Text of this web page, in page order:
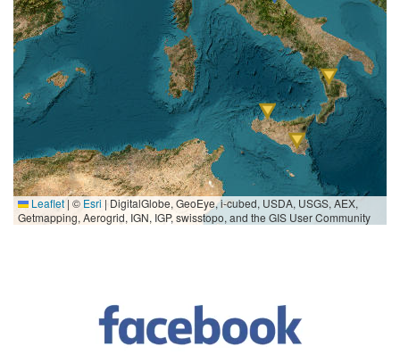
Leaflet | © Esri | DigitalGlobe, GeoEye, i-cubed, USDA, USGS, AEX,
Getmapping, Aerogrid, IGN, IGP, swisstopo, and the GIS User Community